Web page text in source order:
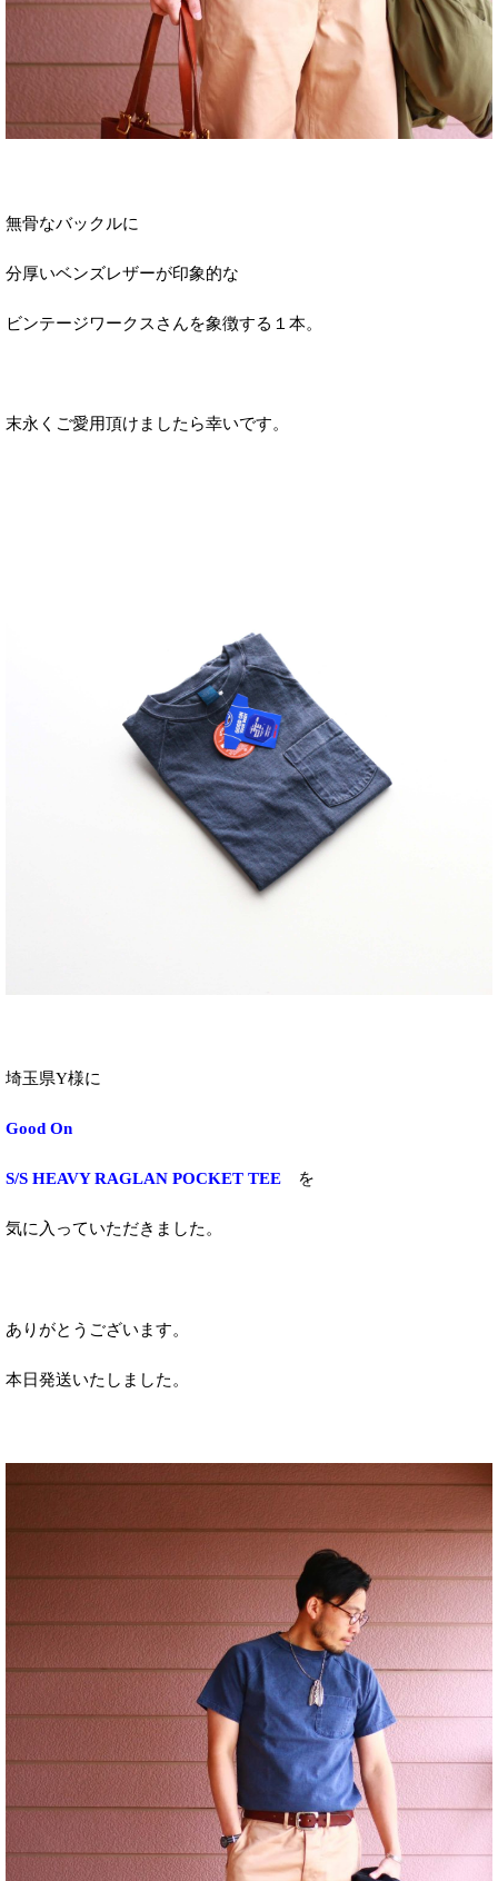
無骨なバックルに
分厚いベンズレザーが印象的な
ビンテージワークスさんを象徴する１本。
末永くご愛用頂けましたら幸いです。
埼玉県Y様に
Good On
S/S HEAVY RAGLAN POCKET TEE を
気に入っていただきました。
ありがとうございます。
本日発送いたしました。